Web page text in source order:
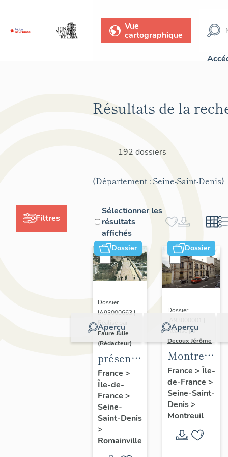
Vue
cartographique
Filtres
Résultats de la
192 dossiers
(Département : Seine-Saint-Denis)
Sélectionner les
résultats
affichés
Dossier
Aperçu
Dossier
IA93000663 |
Réalisé par
Faure Julie
(Rédacteur)
présentation
de
l'inventaire
de la
commune
de
Romainville
France >
Île-de-
France >
Seine-
Saint-Denis
>
Romainville
Dossier
Aperçu
Dossier
Réalisé par
Decoux Jérôme
Montreuil
-
Patrimoine
industriel
-
générale
France > Île-
de-France >
Seine-Saint-
Denis>
Montreuil